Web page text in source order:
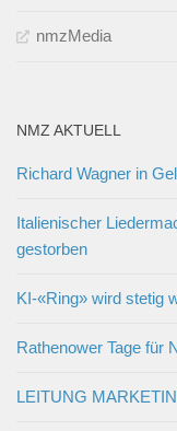
nmzMedia
NMZ AKTUELL
Richard Wagner in
Italienischer
gestorben
KI-«Ring» wird stetig
Rathenower Tage für
LEITUNG